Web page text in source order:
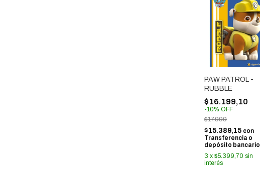
PAW PATROL -
RUBBLE
$16.199,10
-10% OFF
$17.999
$15.389,15 con
Transferencia o
depósito bancario
3 x $5.399,70 sin
interés